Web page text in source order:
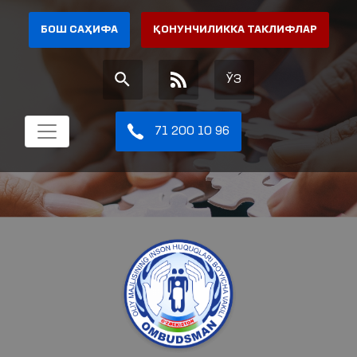
БОШ САҲИФА ҚОНУНЧИЛИККА ТАКЛИФЛАР
ЎЗ
71 200 10 96